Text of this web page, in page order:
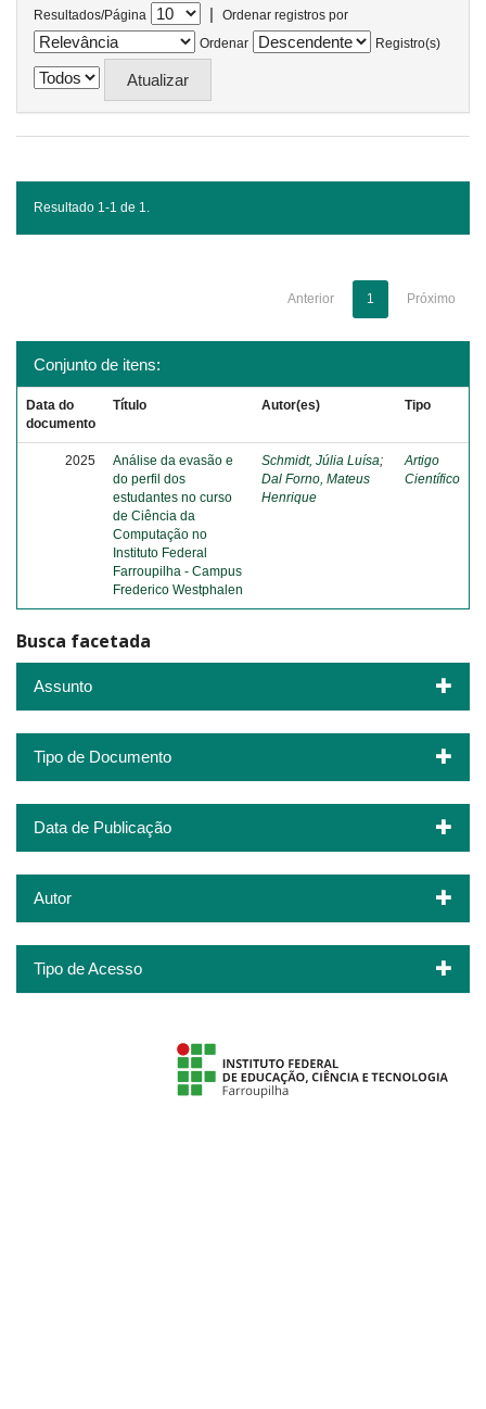
Resultados/Página |
Ordenar registros por
Ordenar
Registro(s)
Resultado 1-1 de 1.
Anterior 1 Próximo
Conjunto de itens:
Data do
documento
Título Autor(es) Tipo
2025
Análise da evasão e
do perfil dos
estudantes no curso
de Ciência da
Computação no
Instituto Federal
Farroupilha - Campus
Frederico Westphalen
Schmidt, Júlia Luísa;
Dal Forno, Mateus
Henrique
Artigo
Científico
Busca facetada
Assunto
Tipo de Documento
Data de Publicação
Autor
Tipo de Acesso